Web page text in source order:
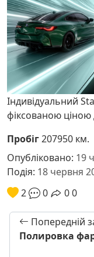
Індивідуальний
фіксованою ціною
Пробіг207950 км.
Опубліковано: 19
Подія: 18 червня
2
0 00
Попередній
Полировка